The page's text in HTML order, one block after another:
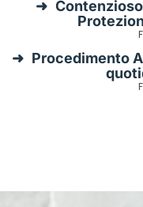
Procedimento